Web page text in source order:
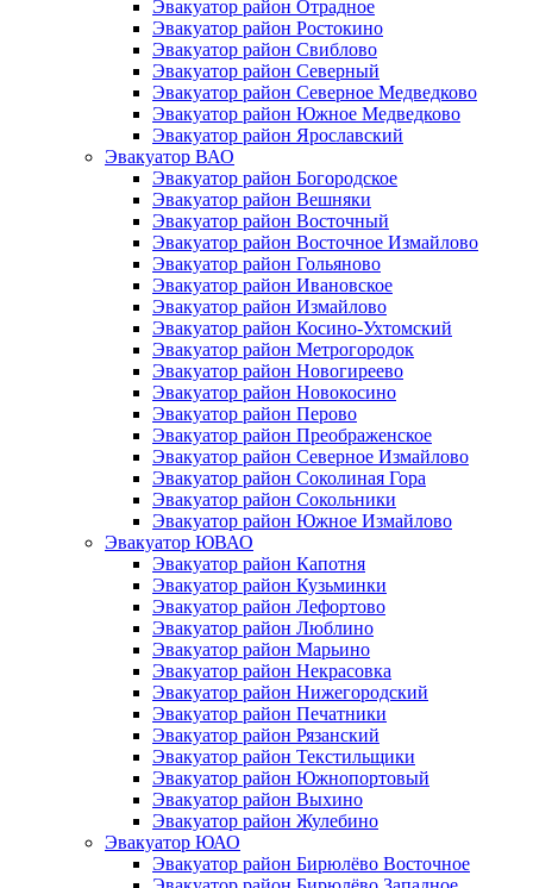
Эвакуатор район Отрадное
Эвакуатор район Ростокино
Эвакуатор район Свиблово
Эвакуатор район Северный
Эвакуатор район Северное Медведково
Эвакуатор район Южное Медведково
Эвакуатор район Ярославский
Эвакуатор ВАО
Эвакуатор район Богородское
Эвакуатор район Вешняки
Эвакуатор район Восточный
Эвакуатор район Восточное Измайлово
Эвакуатор район Гольяново
Эвакуатор район Ивановское
Эвакуатор район Измайлово
Эвакуатор район Косино-Ухтомский
Эвакуатор район Метрогородок
Эвакуатор район Новогиреево
Эвакуатор район Новокосино
Эвакуатор район Перово
Эвакуатор район Преображенское
Эвакуатор район Северное Измайлово
Эвакуатор район Соколиная Гора
Эвакуатор район Сокольники
Эвакуатор район Южное Измайлово
Эвакуатор ЮВАО
Эвакуатор район Капотня
Эвакуатор район Кузьминки
Эвакуатор район Лефортово
Эвакуатор район Люблино
Эвакуатор район Марьино
Эвакуатор район Некрасовка
Эвакуатор район Нижегородский
Эвакуатор район Печатники
Эвакуатор район Рязанский
Эвакуатор район Текстильщики
Эвакуатор район Южнопортовый
Эвакуатор район Выхино
Эвакуатор район Жулебино
Эвакуатор ЮАО
Эвакуатор район Бирюлёво Восточное